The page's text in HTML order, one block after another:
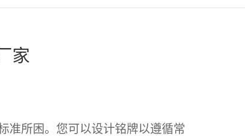
家
所困。您可以设计铭牌以遵循常